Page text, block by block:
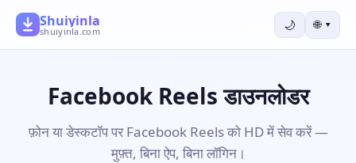
Shuiyinla
shuiyinla.com 🌙 🌐 ▾
Facebook Reels डाउनलोडर
फ़ोन या डेस्कटॉप पर Facebook Reels को HD में सेव करें —
मुफ़्त, बिना ऐप, बिना लॉगिन।